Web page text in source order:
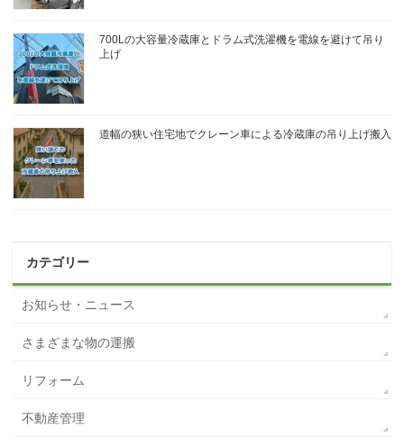
700Lの大容量冷蔵庫とドラム式洗濯機を電線を避けて吊り
上げ
道幅の狭い住宅地でクレーン車による冷蔵庫の吊り上げ搬入
カテゴリー
お知らせ・ニュース
さまざまな物の運搬
リフォーム
不動産管理